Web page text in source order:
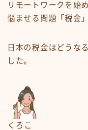
リモートワークを始
悩ませる問題「税金」
日本の税金はどうな
した。
くろこ